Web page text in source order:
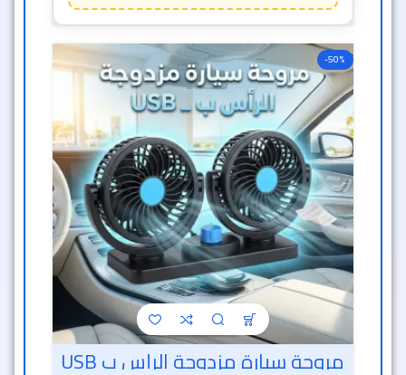
-50%
مروحة سيارة مزدوجة الرأس ب USB